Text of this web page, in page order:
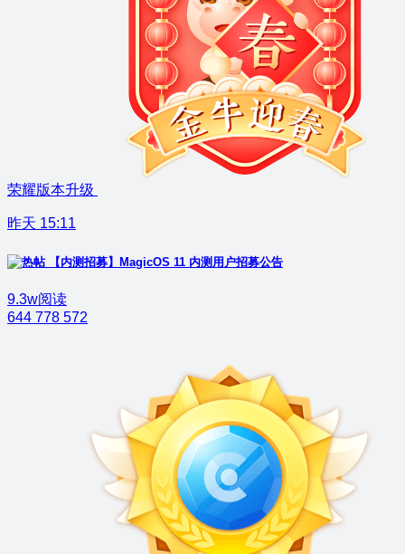
荣耀版本升级
昨天 15:11
【内测招募】MagicOS 11 内测用户招募公告
9.3w阅读
644 778 572